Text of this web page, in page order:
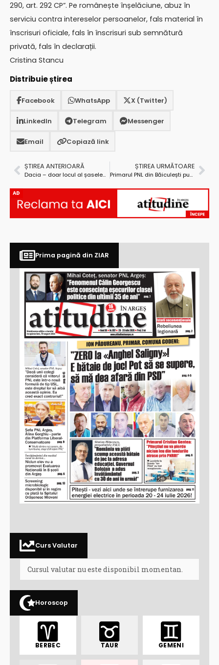
290, art. 292 CP”. Pe românește înșelăciune, abuz în
serviciu contra intereselor persoanelor, fals material în
înscrisuri oficiale, fals în înscrisuri sub semnătură
privată, fals în declarații.
Cristina Stancu
Distribuie știrea
Facebook WhatsApp X (Twitter)
LinkedIn Telegram Messenger
Email Copiază link
ȘTIREA ANTERIOARĂ
Dacia – doar locul al șaselea în topul celor mai puternice branduri românești
ȘTIREA URMĂTOARE
Primarul PNL din Băiculești pupă, unde apucă, PSD-ul. Cu microbuz cu tot…
AD
Prima pagină din ZIAR
Curs Valutar
Cursul valutar nu este disponibil momentan.
Horoscop
BERBEC TAUR GEMENI